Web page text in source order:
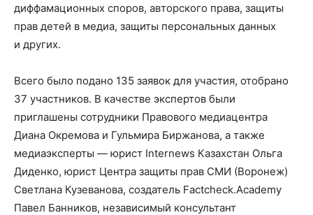
диффамационных споров, авторского права, защиты
прав детей в медиа, защиты персональных данных
и других.
Всего было подано 135 заявок для участия, отобрано
37 участников. В качестве экспертов были
приглашены сотрудники Правового медиацентра
Диана Окремова и Гульмира Биржанова, а также
медиаэксперты — юрист Internews Казахстан Ольга
Диденко, юрист Центра защиты прав СМИ (Воронеж)
Светлана Кузеванова, создатель Factcheck.Academy
Павел Банников, независимый консультант